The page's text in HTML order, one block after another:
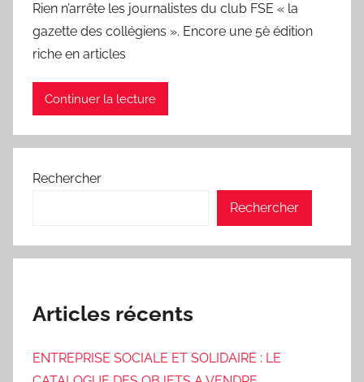
r
m
r
e
Rien n’arrête les journalistes du club FSE « la
gazette des collégiens ». Encore une 5è édition
riche en articles
Continuer la lecture
Rechercher
Rechercher
Articles récents
ENTREPRISE SOCIALE ET SOLIDAIRE : LE